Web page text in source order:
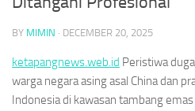
BY MIMIN · DECEMBER 20, 2025
ketapangnews.web.id Peristiwa
warga negara asing asal China dan
Indonesia di kawasan tambang